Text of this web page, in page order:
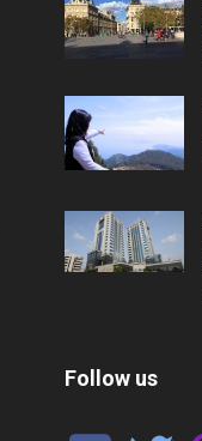
Follow us